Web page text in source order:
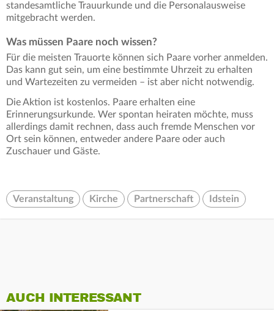
standesamtliche Trauurkunde und die Personalausweise
mitgebracht werden.
Was müssen Paare noch wissen?
Für die meisten Trauorte können sich Paare vorher anmelden.
Das kann gut sein, um eine bestimmte Uhrzeit zu erhalten
und Wartezeiten zu vermeiden – ist aber nicht notwendig.
Die Aktion ist kostenlos. Paare erhalten eine
Erinnerungsurkunde. Wer spontan heiraten möchte, muss
allerdings damit rechnen, dass auch fremde Menschen vor
Ort sein können, entweder andere Paare oder auch
Zuschauer und Gäste.
Veranstaltung Kirche Partnerschaft Idstein
AUCH INTERESSANT